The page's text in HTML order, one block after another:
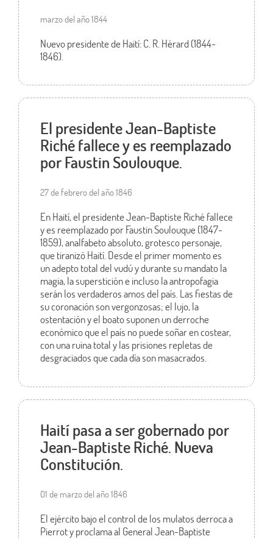
marzo del año 1844
Nuevo presidente de Haití: C. R. Hérard (1844-
1846).
El presidente Jean-Baptiste
Riché fallece y es reemplazado
por Faustin Soulouque.
27 de febrero del año 1846
En Haití, el presidente Jean-Baptiste Riché fallece
y es reemplazado por Faustin Soulouque (1847-
1859), analfabeto absoluto, grotesco personaje,
que tiranizó Haití. Desde el primer momento es
un adepto total del vudú y durante su mandato la
magia, la superstición e incluso la antropofagia
serán los verdaderos amos del país. Las fiestas de
su coronación son vergonzosas; el lujo, la
ostentación y el boato suponen un derroche
económico que el país no puede soñar en costear,
con una ruina total y las prisiones repletas de
desgraciados que cada día son masacrados.
Haití pasa a ser gobernado por
Jean-Baptiste Riché. Nueva
Constitución.
01 de marzo del año 1846
El ejército bajo el control de los mulatos derroca a
Pierrot y proclama al General Jean-Baptiste